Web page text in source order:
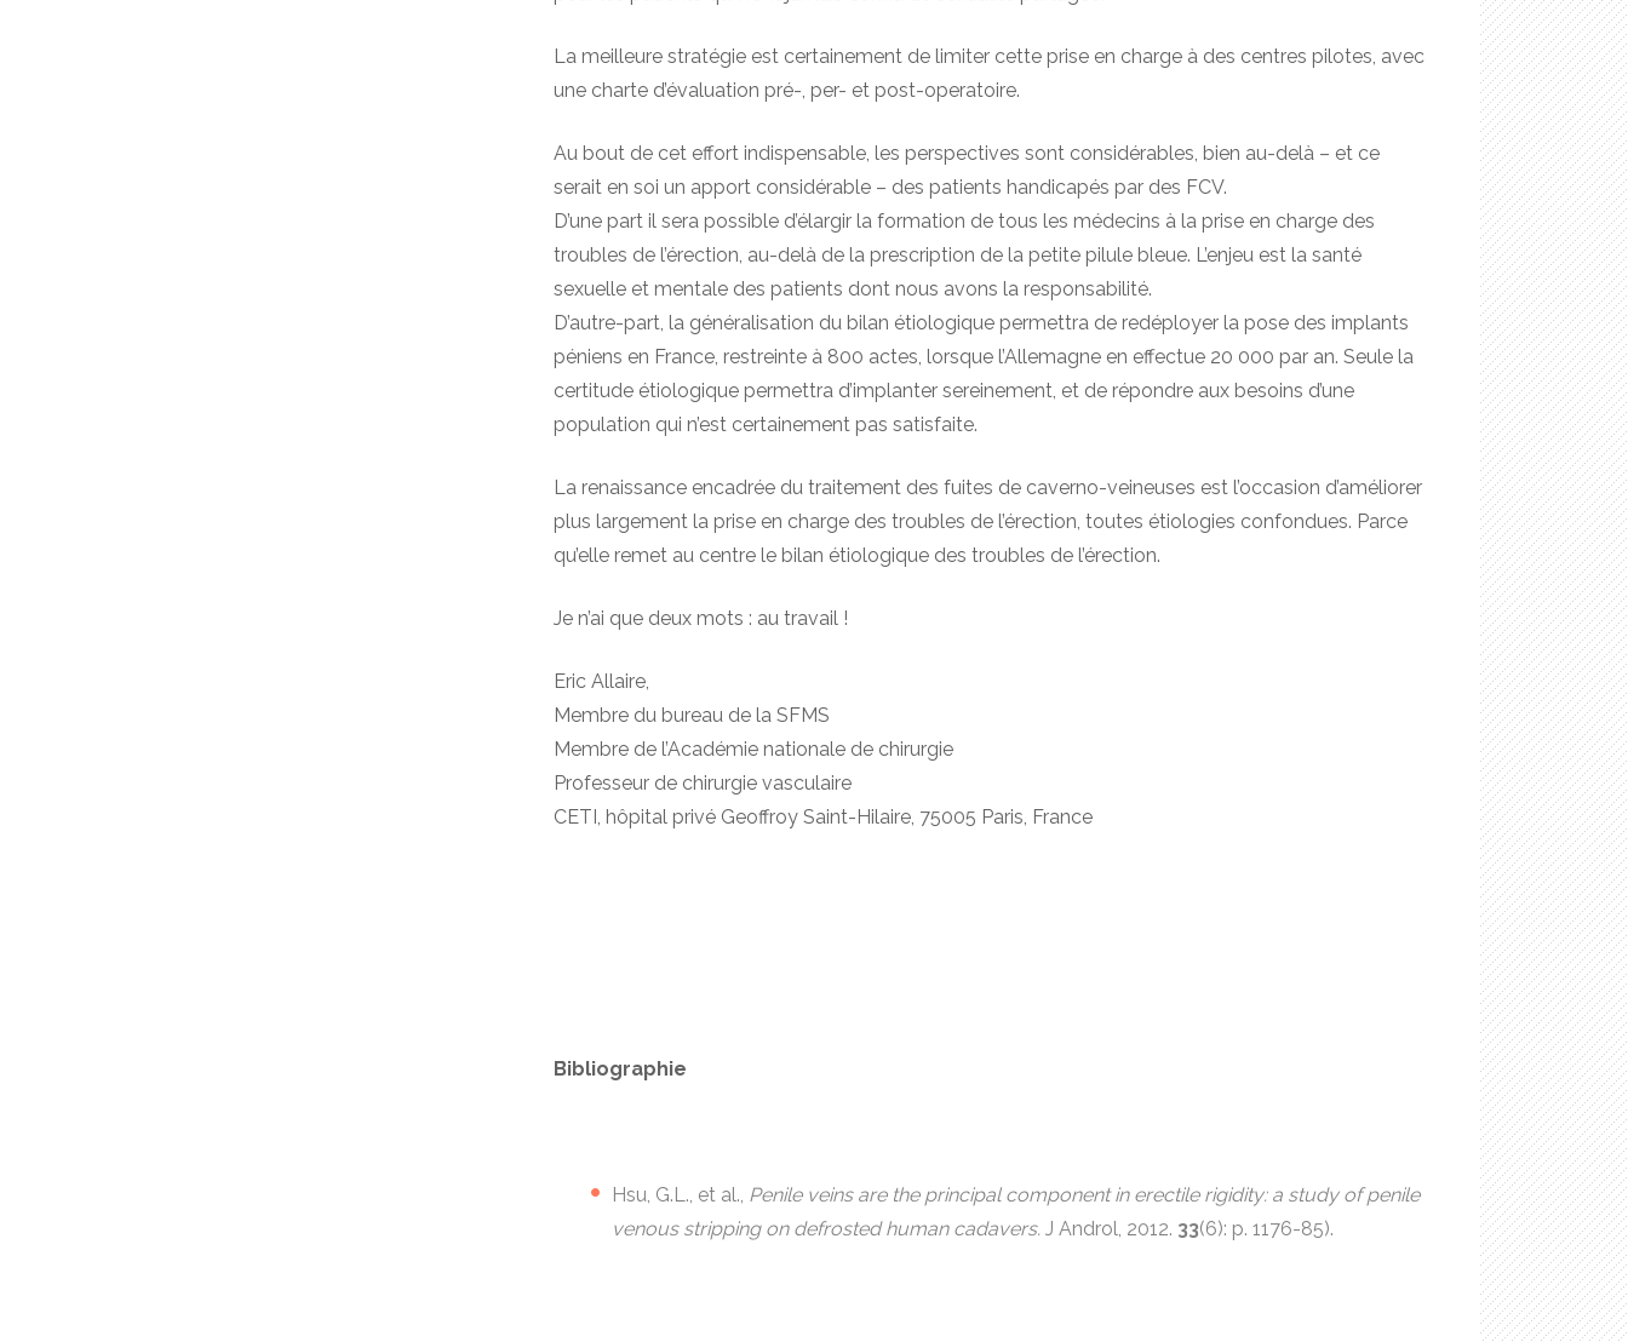
La meilleure stratégie est certainement de limiter cette prise en charge à des centres pilotes, avec
une charte d’évaluation pré-, per- et post-operatoire.
Au bout de cet effort indispensable, les perspectives sont considérables, bien au-delà – et ce
serait en soi un apport considérable – des patients handicapés par des FCV.
D’une part il sera possible d’élargir la formation de tous les médecins à la prise en charge des
troubles de l’érection, au-delà de la prescription de la petite pilule bleue. L’enjeu est la santé
sexuelle et mentale des patients dont nous avons la responsabilité.
D’autre-part, la généralisation du bilan étiologique permettra de redéployer la pose des implants
péniens en France, restreinte à 800 actes, lorsque l’Allemagne en effectue 20 000 par an. Seule la
certitude étiologique permettra d’implanter sereinement, et de répondre aux besoins d’une
population qui n’est certainement pas satisfaite.
La renaissance encadrée du traitement des fuites de caverno-veineuses est l’occasion d’améliorer
plus largement la prise en charge des troubles de l’érection, toutes étiologies confondues. Parce
qu’elle remet au centre le bilan étiologique des troubles de l’érection.
Je n’ai que deux mots : au travail !
Eric Allaire,
Membre du bureau de la SFMS
Membre de l’Académie nationale de chirurgie
Professeur de chirurgie vasculaire
CETI, hôpital privé Geoffroy Saint-Hilaire, 75005 Paris, France
Bibliographie
Hsu, G.L., et al., Penile veins are the principal component in erectile rigidity: a study of penile
venous stripping on defrosted human cadavers. J Androl, 2012. 33(6): p. 1176-85).